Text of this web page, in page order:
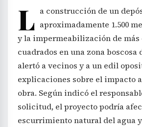
L a construcción de un
aproximadamente 1.500
y la impermeabilización de más
cuadrados en una zona boscosa
alertó a vecinos y a un edil
explicaciones sobre el impacto
obra. Según indicó el
solicitud, el proyecto podría
escurrimiento natural del agua